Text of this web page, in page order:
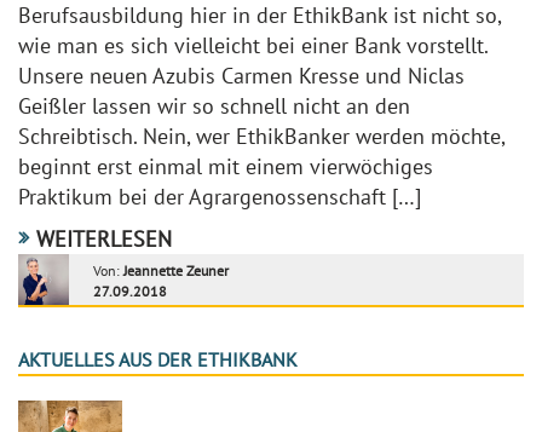
Berufsausbildung hier in der EthikBank ist nicht so,
wie man es sich vielleicht bei einer Bank vorstellt.
Unsere neuen Azubis Carmen Kresse und Niclas
Geißler lassen wir so schnell nicht an den
Schreibtisch. Nein, wer EthikBanker werden möchte,
beginnt erst einmal mit einem vierwöchiges
Praktikum bei der Agrargenossenschaft […]
WEITERLESEN
Von:Jeannette Zeuner
27.09.2018
AKTUELLES AUS DER ETHIKBANK